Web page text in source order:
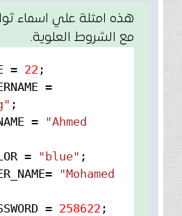
هذه امثلة علي اسماء
مع الشروط العلوية.
= 22
=
= "Ahmed
= "blue"
"Mohamed
= 258622